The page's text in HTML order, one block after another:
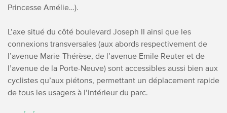
Princesse Amélie…).
L’axe situé du côté boulevard Joseph II ainsi que les
connexions transversales (aux abords respectivement de
l’avenue Marie-Thérèse, de l’avenue Emile Reuter et de
l’avenue de la Porte-Neuve) sont accessibles aussi bien aux
cyclistes qu’aux piétons, permettant un déplacement rapide
de tous les usagers à l’intérieur du parc.